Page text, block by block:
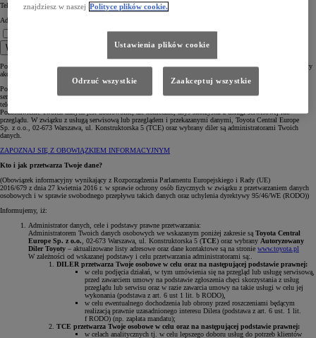
Telefon komórkowy *
Adres e-mail *
Wyślij
Pola oznaczone * są obowiązkowe, aby wybrany Diler mógł skontaktować się z Tobą w celu omówienia oferty
akcesoryjnej.
Pozostawiasz nam swoje dane osobowe poprzez formularz stanowiący prośbę o umówienie i realizację usługi
serwisowej lub przeglądu. W ten sposób, podajesz nam swoje dane celem skontaktowania się z Tobą
telefonicznie lub mailowo.
Pozostawienie Twoich danych jest dobrowolne, ale konieczne, abyś skorzystał z usługi serwisowej lub
przeglądu. W związku z usługą serwisową lub przeglądem i przekazanymi danymi, Toyota Central Europe
Sp. z o.o., 02-673 Warszawa, ul. Konstruktorska 5 (TCE) oraz wybrany diler są administratorami Twoich
danych.
ZAPOZNAJ SIĘ Z OBOWIĄZKIEM INFORMACYJNYM
Kto i jak przetwarza Twoje dane?
(Obowiązek informacyjny wynikający z Rozporządzenia Parlamentu Europejskiego i Rady (UE)
2016/679 z dnia 27 kwietnia 2016 r. w sprawie ochrony osób fizycznych w związku z przetwarzaniem danych
osobowych i w sprawie swobodnego przepływu takich danych oraz uchylenia dyrektywy 95/46/WE (RODO))
Informujemy, iż:
Administrator danych, cele i podstawy prawne przetwarzania:
Administratorem Twoich danych osobowych we wskazanym poniżej zakresie są Toyota Central
Europe Sp. z o.o. , 02-673 Warszawa, ul. Konstruktorska 5 (TCE) oraz wybrany Autoryzowany
Diler Toyoty – aktualizowane listy adresowe oraz dane kontaktowe są na stronie www.toyota.pl
W zależności od wskazanej podstawy i celu przetwarzania administratorami są:.
DILER przetwarza Twoje osobowe w celu oraz na następującej podstawie prawnej:
w celu podjęcia działań, w tym umówienia się na przegląd lub usługę serwisową,
przed zawarciem umowy na podstawie zgłoszenia chęci skorzystania z usług
przeglądu lub serwisu oraz w razie zawarcia umowy na takie usługi w celu jej
wykonania (podstawa z art. 6 ust 1 lit. b RODO),
w celu ewentualnego dochodzenia lub obrony przed roszczeniami będącym
realizacją prawnie uzasadnionego interesu Dilera (podstawa z art. 6 ust. 1 lit.
f RODO) (np. zapłata mandatu);
TCE przetwarza Twoje osobowe w celu oraz na następującej podstawie prawnej:
w celach analitycznych tj. w celu lepszego doboru usług do potrzeb klientów
znajdziesz w naszej Polityce plików cookie.
Ustawienia plików cookie
Odrzuć wszystkie Zaakceptuj wszystkie